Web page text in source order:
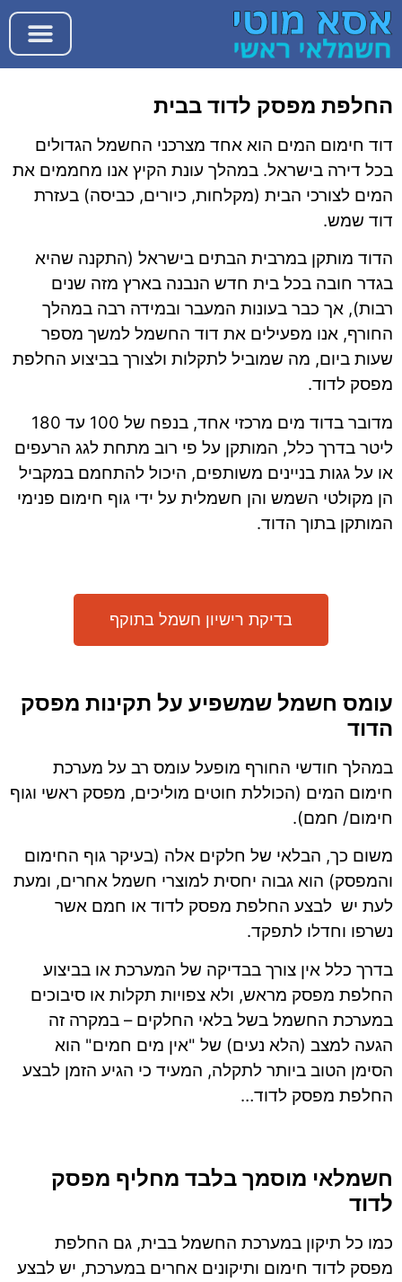
החלפת מפסק לדוד בבית
דוד חימום המים הוא אחד מצרכני החשמל הגדולים
בכל דירה בישראל. במהלך עונת הקיץ אנו מחממים את
המים לצורכי הבית (מקלחות, כיורים, כביסה) בעזרת
דוד שמש.
הדוד מותקן במרבית הבתים בישראל (התקנה שהיא
בגדר חובה בכל בית חדש הנבנה בארץ מזה שנים
רבות), אך כבר בעונות המעבר ובמידה רבה במהלך
החורף, אנו מפעילים את דוד החשמל למשך מספר
שעות ביום, מה שמוביל לתקלות ולצורך בביצוע החלפת
מפסק לדוד.
מדובר בדוד מים מרכזי אחד, בנפח של 100 עד 180
ליטר בדרך כלל, המותקן על פי רוב מתחת לגג הרעפים
או על גגות בניינים משותפים, היכול להתחמם במקביל
הן מקולטי השמש והן חשמלית על ידי גוף חימום פנימי
המותקן בתוך הדוד.
בדיקת רישיון חשמל בתוקף
עומס חשמל שמשפיע על תקינות מפסק
הדוד
במהלך חודשי החורף מופעל עומס רב על מערכת
חימום המים (הכוללת חוטים מוליכים, מפסק ראשי וגוף
חימום/ חמם).
משום כך, הבלאי של חלקים אלה (בעיקר גוף החימום
והמפסק) הוא גבוה יחסית למוצרי חשמל אחרים, ומעת
לעת יש לבצע החלפת מפסק לדוד או חמם אשר
נשרפו וחדלו לתפקד.
בדרך כלל אין צורך בבדיקה של המערכת או בביצוע
החלפת מפסק מראש, ולא צפויות תקלות או סיבוכים
במערכת החשמל בשל בלאי החלקים – במקרה זה
הגעה למצב (הלא נעים) של "אין מים חמים" הוא
הסימן הטוב ביותר לתקלה, המעיד כי הגיע הזמן לבצע
החלפת מפסק לדוד…
חשמלאי מוסמך בלבד מחליף מפסק
לדוד
כמו כל תיקון במערכת החשמל בבית, גם החלפת
מפסק לדוד חימום ותיקונים אחרים במערכת, יש לבצע